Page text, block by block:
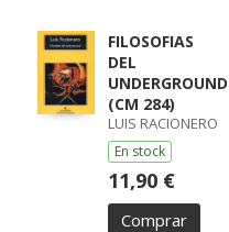
FILOSOFIAS
DEL
UNDERGROUND
(CM 284)
LUIS RACIONERO
En stock
11,90 €
Comprar